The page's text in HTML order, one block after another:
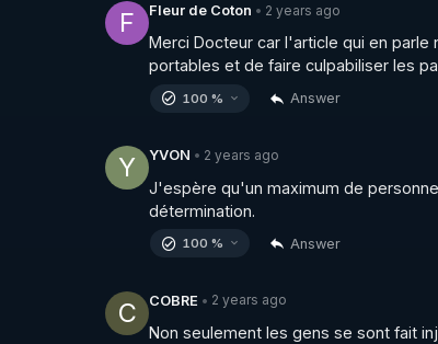
F Fleur de Coton • 2 years ago
Merci Docteur car l'article qui en parle
portables et de faire culpabiliser les
100 % Answer
Y YVON • 2 years ago
J'espère qu'un maximum de
détermination.
100 % Answer
C COBRE • 2 years ago
Non seulement les gens se sont fait